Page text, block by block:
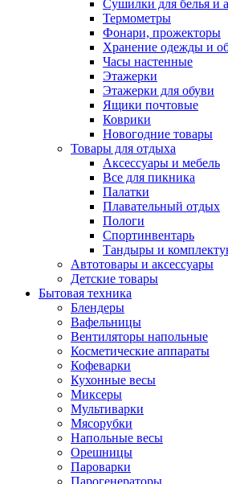
Сушилки для белья и
Термометры
Фонари, прожекторы
Хранение одежды и
Часы настенные
Этажерки
Этажерки для обуви
Ящики почтовые
Коврики
Новогодние товары
Товары для отдыха
Аксессуары и мебель
Все для пикника
Палатки
Плавательный отдых
Пологи
Спортинвентарь
Тандыры и
Автотовары и аксессуары
Детские товары
Бытовая техника
Блендеры
Вафельницы
Вентиляторы напольные
Косметические аппараты
Кофеварки
Кухонные весы
Миксеры
Мультиварки
Мясорубки
Напольные весы
Орешницы
Пароварки
Парогенераторы